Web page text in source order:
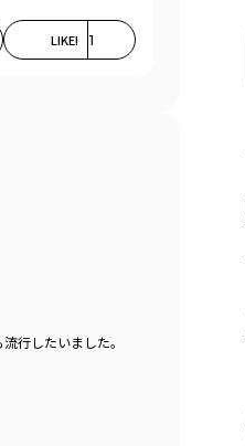
LIKE! 1
行したいました。